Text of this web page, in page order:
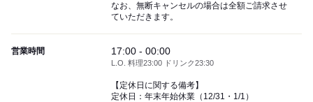
なお、無断キャンセルの場合は全額ご請求させ
ていただきます。
営業時間 17:00 - 00:00
L.O. 料理23:00 ドリンク23:30
【定休日に関する備考】
定休日：年末年始休業（12/31・1/1）